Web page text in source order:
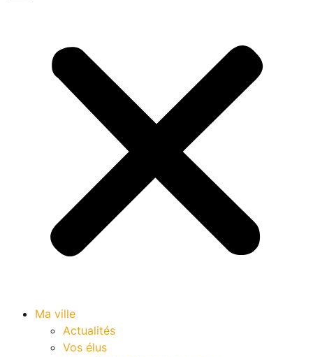
Ma ville
Actualités
Vos élus